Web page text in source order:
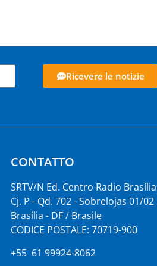
Ricevere le notizie
CONTATTO
SRTV/N Ed. Centro Radio Brasília
Cj. P - Qd. 702 - Sobrelojas 01/02
Brasília - DF / Brasile
CODICE POSTALE: 70719-900
+55 61 99924-8062